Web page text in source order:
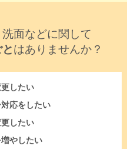
面などに関して
はありませんか？
したい
応をしたい
したい
やしたい